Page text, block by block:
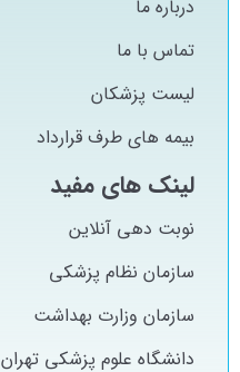
درباره ما
تماس با ما
لیست پزشکان
بیمه های طرف قرارداد
لینک های مفید
نوبت دهی آنلاین
سازمان نظام پزشکی
سازمان وزارت بهداشت
دانشگاه علوم پزشکی تهران